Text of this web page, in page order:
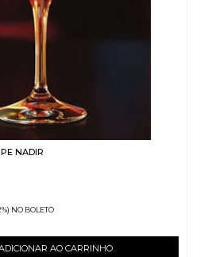
NADIR
NO BOLETO
AO CARRINHO